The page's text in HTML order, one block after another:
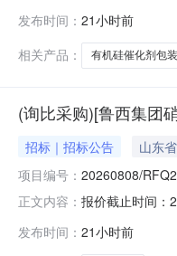
发布时间： 21小时前
相关产品：
有机硅催化剂包
(询比采购)[鲁西集团
招标｜招标公告 山东
项目编号： 20260808/
正文内容： 报价截止时间：
发布时间： 21小时前